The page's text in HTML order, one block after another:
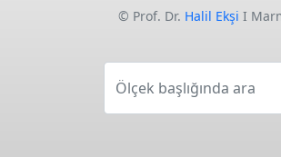
© Prof. Dr. Halil Ekşi I
Ölçek başlığında ara